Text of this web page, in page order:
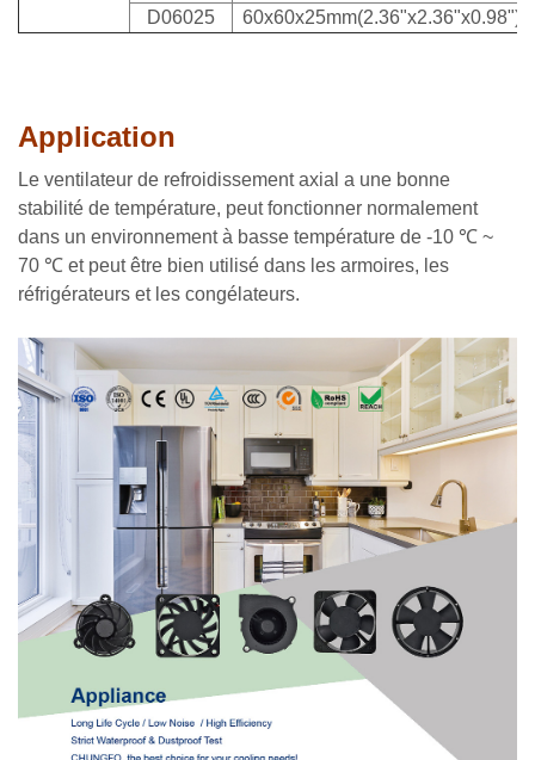
D06025 60x60x25mm(2.36"x2.36"x0.98")
Application
Le ventilateur de refroidissement axial a une bonne
stabilité de température, peut fonctionner normalement
dans un environnement à basse température de -10 ℃ ~
70 ℃ et peut être bien utilisé dans les armoires, les
réfrigérateurs et les congélateurs.